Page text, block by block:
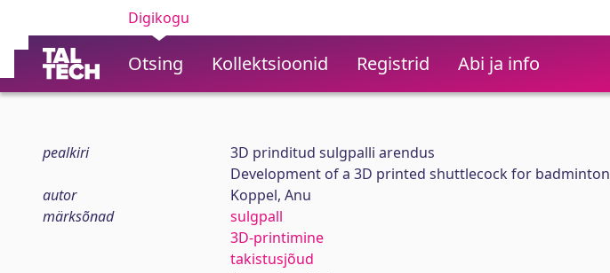
Digikogu
Otsing Kollektsioonid Registrid Abi ja info
pealkiri
3D prinditud sulgpalli arendus
Development of a 3D printed shuttlecock for badminton
autor
Koppel, Anu
märksõnad
sulgpall
3D-printimine
takistusjõud